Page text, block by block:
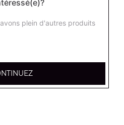
€
plein d'autres produits